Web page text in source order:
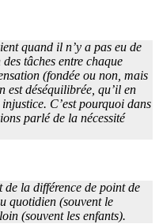
quand il n’y a pas eu de
tâches entre chaque
(fondée ou non, mais
est déséquilibrée, qu’il en
C’est pourquoi dans
parlé de la nécessité
la différence de point de
quotidien (souvent le
(souvent les enfants).